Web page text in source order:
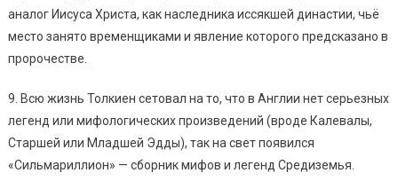
аналог Иисуса Христа, как наследника иссякшей династии, чьё
место занято временщиками и явление которого предсказано в
пророчестве.
9. Всю жизнь Толкиен сетовал на то, что в Англии нет серьезных
легенд или мифологических произведений (вроде Калевалы,
Старшей или Младшей Эдды), так на свет появился
«Сильмариллион» — сборник мифов и легенд Средиземья.